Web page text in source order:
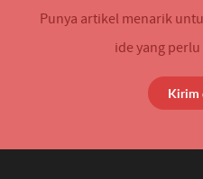
Punya artikel menarik
ide yang
Kirim